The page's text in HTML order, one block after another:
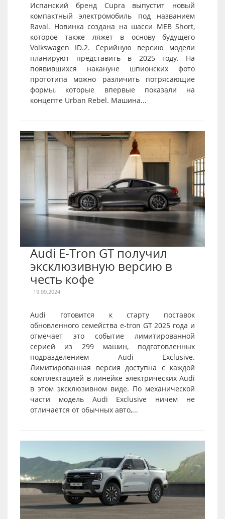
Испанский бренд Cupra выпустит новый
компактный электромобиль под названием
Raval. Новинка создана на шасси MEB Short,
которое также ляжет в основу будущего
Volkswagen ID.2. Серийную версию модели
планируют представить в 2025 году. На
появившихся накануне шпионских фото
прототипа можно различить потрясающие
формы, которые впервые показали на
концепте Urban Rebel. Машина...
Audi E-Tron GT получил
эксклюзивную версию в
честь кофе
19.09.2024
Audi готовится к старту поставок
обновленного семейства e-tron GT 2025 года и
отмечает это событие лимитированной
серией из 299 машин, подготовленных
подразделением Audi Exclusive.
Лимитированная версия доступна с каждой
комплектацией в линейке электрических Audi
в этом эксклюзивном виде. По механической
части модель Audi Exclusive ничем не
отличается от обычных авто,...